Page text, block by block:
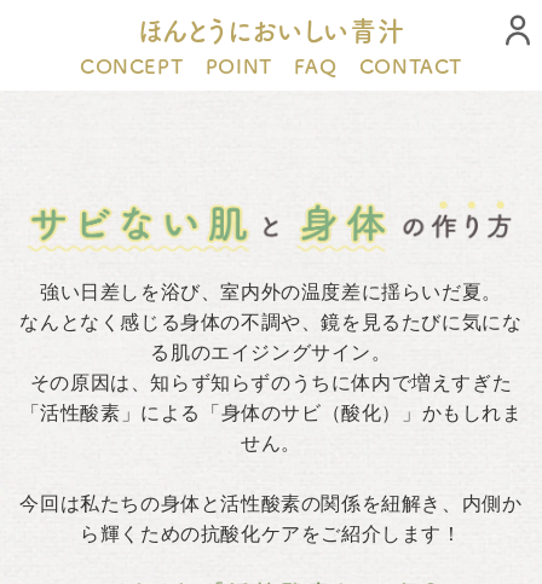
ほんとうにおいしい青汁
CONCEPT POINT FAQ CONTACT
強い日差しを浴び、室内外の温度差に揺らいだ夏。
なんとなく感じる身体の不調や、鏡を見るたびに気にな
る肌のエイジングサイン。
その原因は、知らず知らずのうちに体内で増えすぎた
「活性酸素」による「身体のサビ（酸化）」かもしれま
せん。
今回は私たちの身体と活性酸素の関係を紐解き、内側か
ら輝くための抗酸化ケアをご紹介します！